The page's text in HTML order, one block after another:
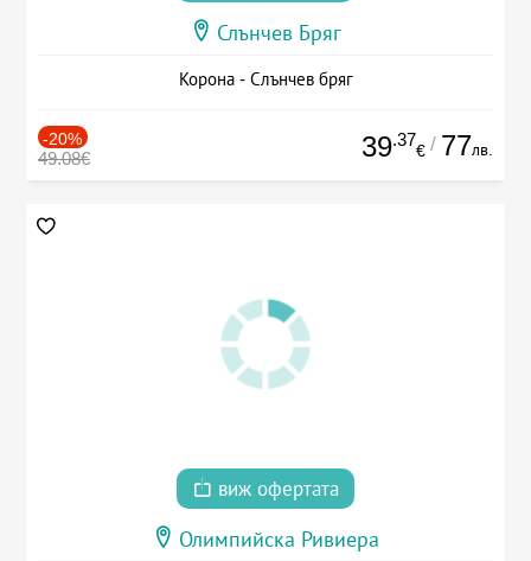
Слънчев Бряг
Корона - Слънчев бряг
-20%
49.08€ 39.37
€ / 77лв.
виж офертата
Олимпийска Ривиера